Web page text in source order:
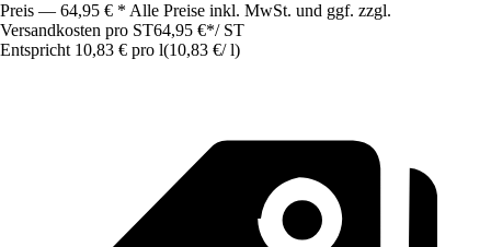
Preis — 64,95 € * Alle Preise inkl. MwSt. und ggf. zzgl.
Versandkosten pro ST64,95 €*/ ST
Entspricht 10,83 € pro l(10,83 €/ l)